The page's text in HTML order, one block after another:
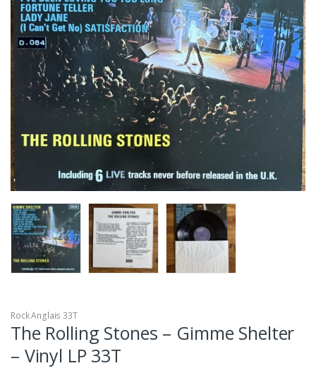
Rock Anglais 33T
The Rolling Stones – Gimme Shelter
– Vinyl LP 33T